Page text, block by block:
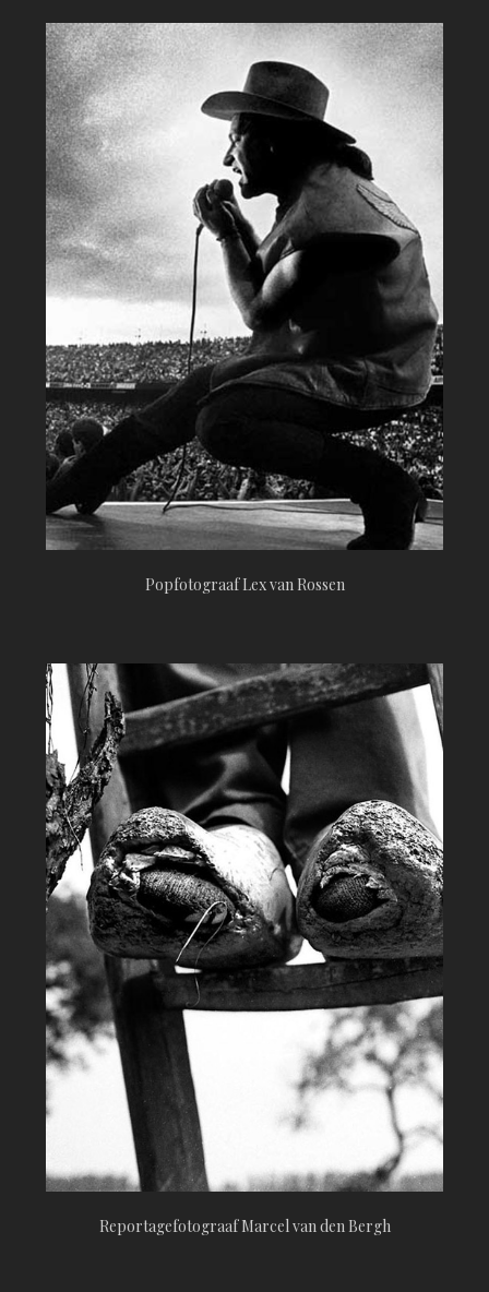
Popfotograaf Lex van Rossen
Reportagefotograaf Marcel van den Bergh